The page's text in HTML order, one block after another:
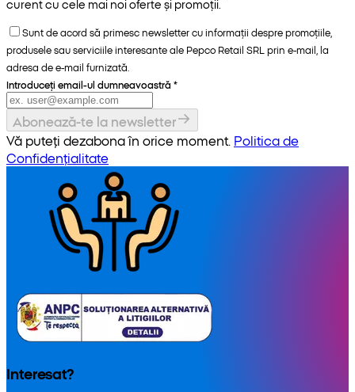
curent cu cele mai noi oferte și promoții.
Sunt de acord să primesc newsletter cu informații despre promoțiile,
produsele sau serviciile interesante ale Pepco Retail SRL prin e-mail, la
adresa de e-mail furnizată.
Introduceți email-ul dumneavoastră *
Abonează-te la newsletter
Vă puteți dezabona în orice moment. Politica de
Confidențialitate
Interesat?